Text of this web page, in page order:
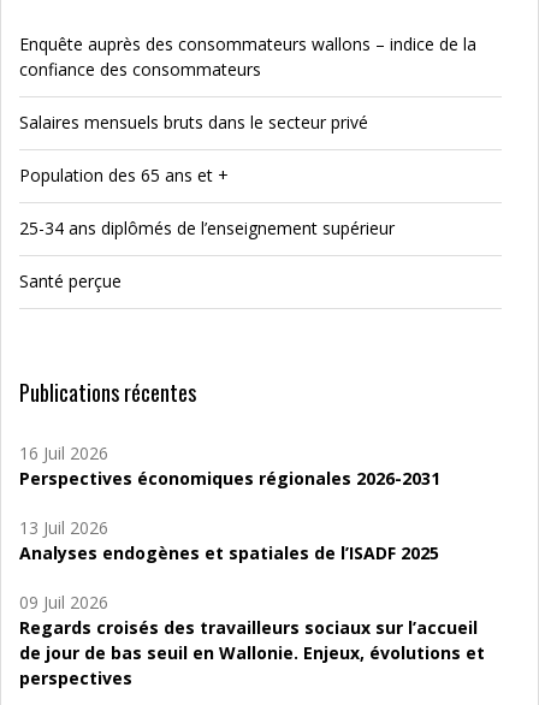
Enquête auprès des consommateurs wallons – indice de la
confiance des consommateurs
Salaires mensuels bruts dans le secteur privé
Population des 65 ans et +
25-34 ans diplômés de l’enseignement supérieur
Santé perçue
Publications récentes
16 Juil 2026
Perspectives économiques régionales 2026-2031
13 Juil 2026
Analyses endogènes et spatiales de l’ISADF 2025
09 Juil 2026
Regards croisés des travailleurs sociaux sur l’accueil
de jour de bas seuil en Wallonie. Enjeux, évolutions et
perspectives